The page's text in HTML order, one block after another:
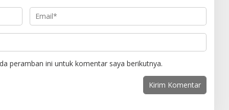
peramban ini untuk komentar saya berikutnya.